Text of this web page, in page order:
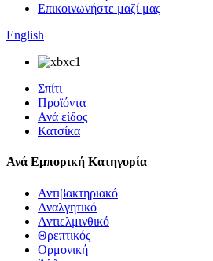
Επικοινωνήστε μαζί μας
English
Σπίτι
Προϊόντα
Ανά είδος
Κατσίκα
Ανά Εμπορική Κατηγορία
Αντιβακτηριακό
Αναλγητικό
Αντιελμινθικό
Θρεπτικός
Ορμονική